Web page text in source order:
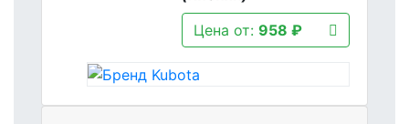
Цена от: 958 ₽